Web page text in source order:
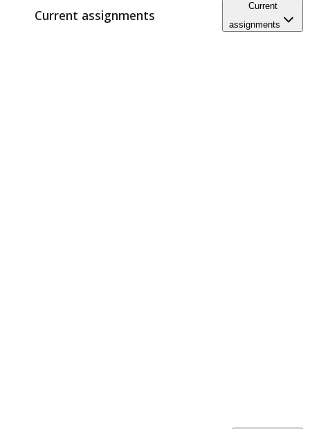
Current assignments
Current
assignments